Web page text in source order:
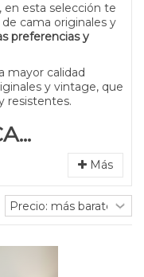
esta selección te
cama originales y
preferencias y
mayor calidad
y vintage, que
resistentes.
Más